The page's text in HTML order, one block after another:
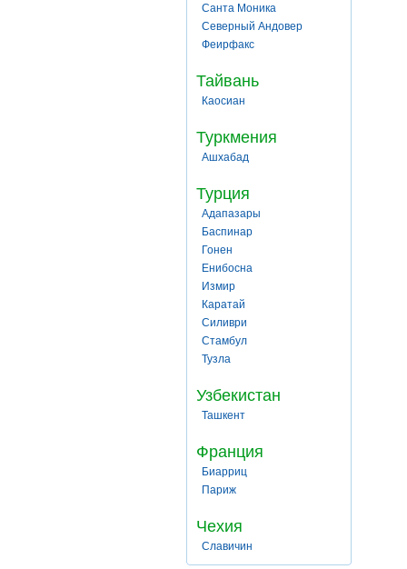
Санта Моника
Северный Андовер
Феирфакс
Тайвань
Каосиан
Туркмения
Ашхабад
Турция
Адапазары
Баспинар
Гонен
Енибосна
Измир
Каратай
Силиври
Стамбул
Тузла
Узбекистан
Ташкент
Франция
Биарриц
Париж
Чехия
Славичин